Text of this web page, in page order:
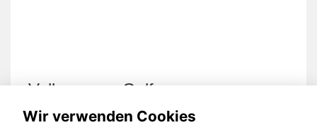
Volkswagen Golf
Wir verwenden Cookies